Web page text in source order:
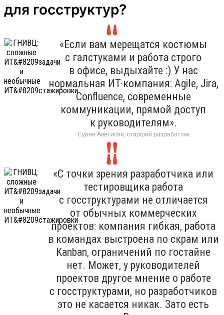
для госструктур?
«Если вам мерещатся костюмы
с галстуками и работа строго
в офисе, выдыхайте :) У нас
нормальная ИТ-компания: Agile, Jira,
Confluence, современные
коммуникации, прямой доступ
к руководителям».
Сурен Аветисян, старший разработчик
«С точки зрения разработчика или
тестировщика работа
с госструктурами не отличается
от обычных коммерческих
проектов: компания гибкая, работа
в командах выстроена по скрам или
Kanban, ограничений по гостайне
нет. Может, у руководителей
проектов другое мнение о работе
с госструктурами, но разработчиков
это не касается никак. Зато есть